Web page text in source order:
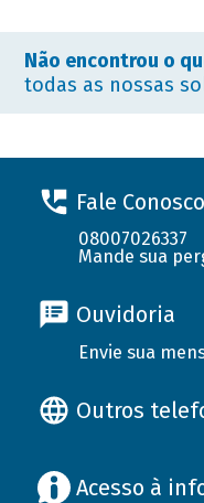
Não encontrou o
todas as nossas
Fale Conosco
08007026337
Mande sua
Ouvidoria
Envie sua
Outros
Acesso à